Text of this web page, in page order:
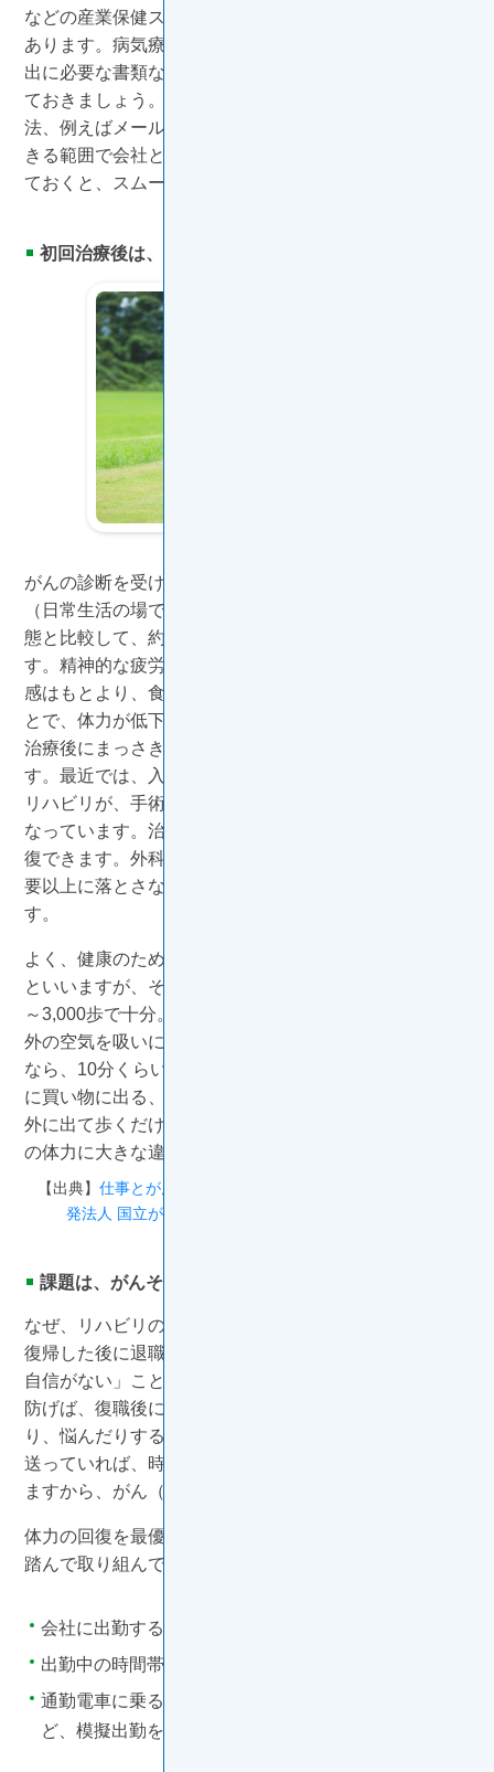
などの産業保健スタッフや上司との面談が必要な場合も
あります。病気療養中の社員が復職する際の流れと、提
出に必要な書類などは、早めに人事・総務部門に確認し
ておきましょう。休職中には、ご自身の負担のない方
法、例えばメールや電話で状況を報告するなどして、で
きる範囲で会社との接点を保ち相談しやすい環境を作っ
ておくと、スムーズに調整しやすくなります。
初回治療後は、体力の回復を最優先に
がんの診断を受け治療を行うと、多くの人の身体活動量
（日常生活の場で身体を動かすこと）は、それ以前の状
態と比較して、約90％低下（※）するといわれていま
す。精神的な疲労感や、治療に伴う直接的な身体的疲労
感はもとより、食事が変わったり安静に休んだりするこ
とで、体力が低下しやすくなるのです。そこで、初回の
治療後にまっさきにやっておきたいのが、リハビリで
す。最近では、入院治療でも「歩く」などの運動を伴う
リハビリが、手術の翌日から組み込まれるケースも多く
なっています。治療中に低下した体力は、リハビリで回
復できます。外科的治療でも内科的治療でも、体力を必
要以上に落とさないよう、リハビリはとても重要なので
す。
よく、健康のために1日に1万歩を目安に歩きましょう、
といいますが、そこまでの必要はありません。1日2,000
～3,000歩で十分。入院中なら、1日1回、歩いて売店や
外の空気を吸いに行く程度でも構いません。自宅療養中
なら、10分くらい先のスーパーやコンビニエンスストア
に買い物に出る、犬と近所を散歩する、とにかく家から
外に出て歩くだけでいいのです。それだけでも、復職後
の体力に大きな違いが出てきます。
【出典】 仕事とがん治療の両立 お役立ちノート【国立研究開
発法人 国立がん研究センター 東病院】
課題は、がんそのものよりも体力の回復
なぜ、リハビリの重要性を力説するかといえば、仕事に
復帰した後に退職を検討する人のほとんどが、「体力に
自信がない」ことを理由にするからです。体力の低下を
防げば、復職後に「仕事に自信がない」と落ち込んだ
り、悩んだりする可能性がぐっと減るはず。日常生活を
送っていれば、時間の経過とともに体力は徐々に回復し
ますから、がん（病気）とは切り離して考えましょう。
体力の回復を最優先に、復職前には下記の事柄に段階を
踏んで取り組んでみることをお勧めします。
会社に出勤する前提で、就寝・起床、活動する
出勤中の時間帯に、外出する
通勤電車に乗る、図書館などで一定時間を過ごすな
ど、模擬出勤を試す